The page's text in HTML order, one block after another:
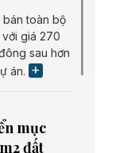
toàn bộ
giá 270
sau hơn
án.
mục
đất